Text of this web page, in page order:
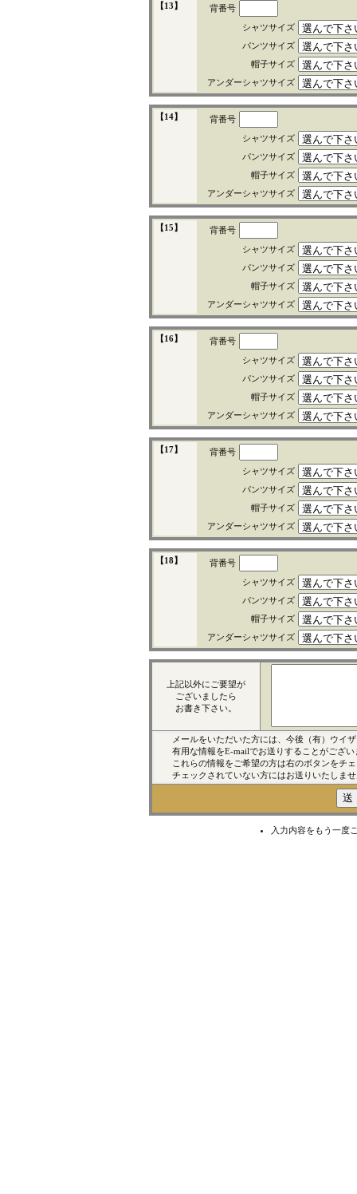
【13】
背番号
シャツサイズ
パンツサイズ
帽子サイズ
アンダーシャツサイズ
【14】
背番号
シャツサイズ
パンツサイズ
帽子サイズ
アンダーシャツサイズ
【15】
背番号
シャツサイズ
パンツサイズ
帽子サイズ
アンダーシャツサイズ
【16】
背番号
シャツサイズ
パンツサイズ
帽子サイズ
アンダーシャツサイズ
【17】
背番号
シャツサイズ
パンツサイズ
帽子サイズ
アンダーシャツサイズ
【18】
背番号
シャツサイズ
パンツサイズ
帽子サイズ
アンダーシャツサイズ
上記以外にご要望が
ございましたら
お書き下さい。
メールをいただいた方には、今後（有）ウイザ
有用な情報をE-mailでお送りすることがござい
これらの情報をご希望の方は右のボタンをチェ
チェックされていない方にはお送りいたしま
入力内容をもう一度